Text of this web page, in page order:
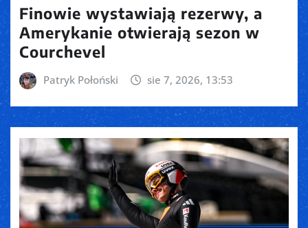
Finowie wystawiają rezerwy, a
Amerykanie otwierają sezon w
Courchevel
Patryk Połoński sie 7, 2026, 13:53